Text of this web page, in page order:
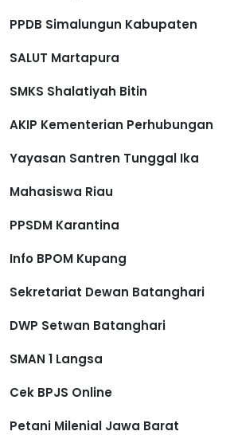
PPDB Simalungun Kabupaten
SALUT Martapura
SMKS Shalatiyah Bitin
AKIP Kementerian Perhubungan
Yayasan Santren Tunggal Ika
Mahasiswa Riau
PPSDM Karantina
Info BPOM Kupang
Sekretariat Dewan Batanghari
DWP Setwan Batanghari
SMAN 1 Langsa
Cek BPJS Online
Petani Milenial Jawa Barat